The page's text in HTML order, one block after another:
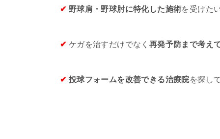
✔ 野球肩・野球肘に特化した施術を受けた
✔ ケガを治すだけでなく 再発予防まで考え
✔ 投球フォームを改善できる治療院を探し